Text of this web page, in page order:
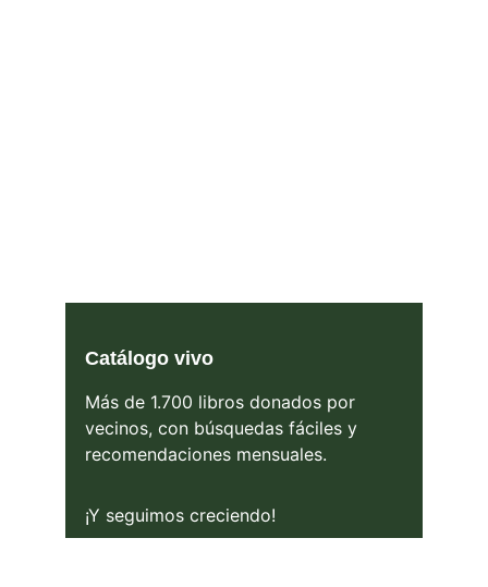
Catálogo vivo
Más de 1.700 libros donados por
vecinos, con búsquedas fáciles y
recomendaciones mensuales.
¡Y seguimos creciendo!